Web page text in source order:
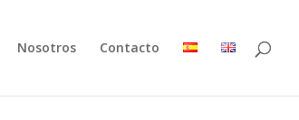
Nosotros Contacto